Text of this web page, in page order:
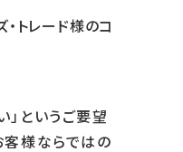
トレード様のコ
というご要望
客様ならではの